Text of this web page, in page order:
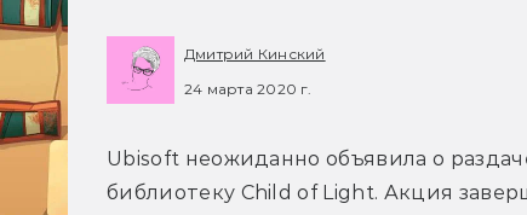
Дмитрий Кинский
24 марта 2020 г.
Ubisoft неожиданно объявила о
библиотеку Child of Light. Акция